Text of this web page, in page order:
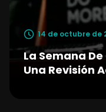
14 de octubre de
La Semana
Una Revisión